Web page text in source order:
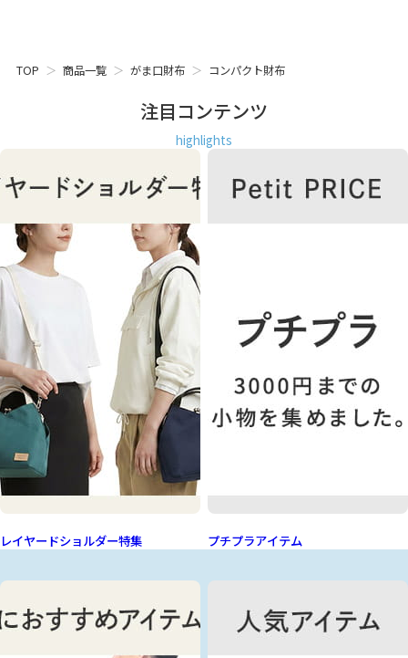
TOP 商品一覧 がま口財布 コンパクト財布
注目コンテンツ
highlights
レイヤードショルダー特集 プチプラアイテム